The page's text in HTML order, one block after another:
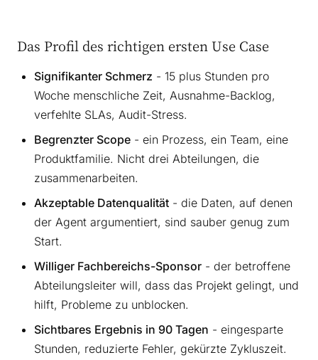
Das Profil des richtigen ersten Use Case
Signifikanter Schmerz - 15 plus Stunden pro
Woche menschliche Zeit, Ausnahme-Backlog,
verfehlte SLAs, Audit-Stress.
Begrenzter Scope - ein Prozess, ein Team, eine
Produktfamilie. Nicht drei Abteilungen, die
zusammenarbeiten.
Akzeptable Datenqualität - die Daten, auf denen
der Agent argumentiert, sind sauber genug zum
Start.
Williger Fachbereichs-Sponsor - der betroffene
Abteilungsleiter will, dass das Projekt gelingt, und
hilft, Probleme zu unblocken.
Sichtbares Ergebnis in 90 Tagen - eingesparte
Stunden, reduzierte Fehler, gekürzte Zykluszeit.